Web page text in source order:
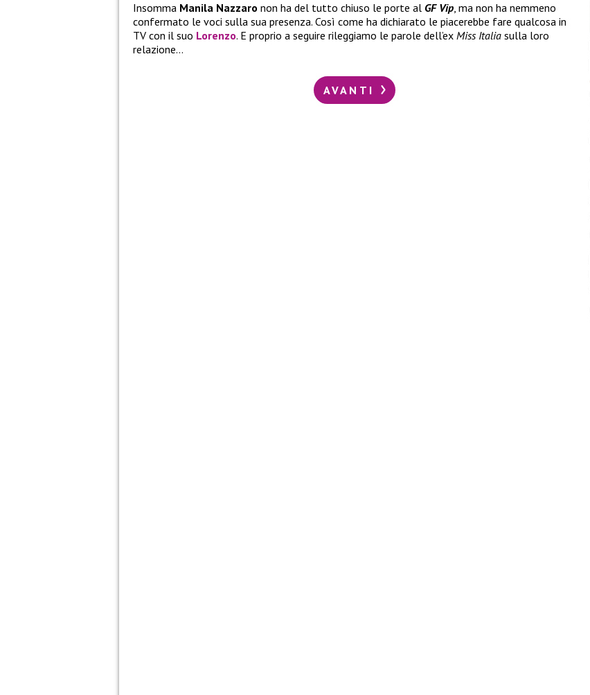
Insomma Manila Nazzaro non ha del tutto chiuso le porte al GF Vip, ma non ha nemmeno
confermato le voci sulla sua presenza. Così come ha dichiarato le piacerebbe fare qualcosa in
TV con il suo Lorenzo. E proprio a seguire rileggiamo le parole dell’ex Miss Italia sulla loro
relazione…
AVANTI